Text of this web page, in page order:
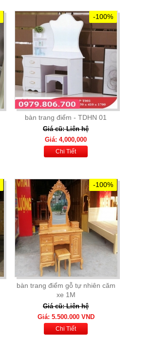
-100%
bàn trang điểm - TDHN 01
Giá cũ: Liên hệ
Giá: 4,000,000
Chi Tiết
-100%
bàn trang điểm gỗ tự nhiên căm
xe 1M
Giá cũ: Liên hệ
Giá: 5.500.000 VND
Chi Tiết